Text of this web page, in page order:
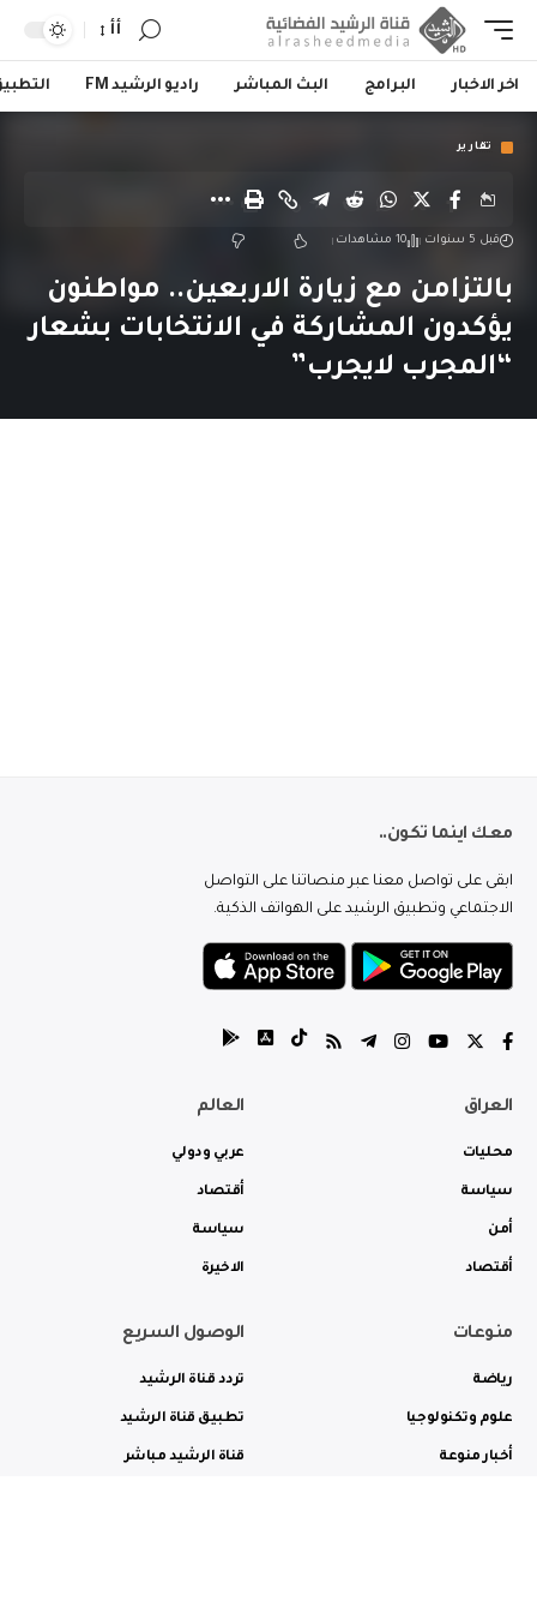
أأ
اخر الاخبار البرامج البث المباشر راديو الرشيد FM
تقارير
قبل 5 سنوات 10 مشاهدات
بالتزامن مع زيارة الاربعين.. مواطنون
يؤكدون المشاركة في الانتخابات بشعار
“المجرب لايجرب”
معك اينما تكون..
ابقى على تواصل معنا عبر منصاتنا على التواصل
الاجتماعي وتطبيق الرشيد على الهواتف الذكية.
العراق
محليات
سياسة
أمن
أقتصاد
العالم
عربي ودولي
أقتصاد
سياسة
الاخيرة
منوعات
رياضة
علوم وتكنولوجيا
أخبار منوعة
الوصول السريع
تردد قناة الرشيد
تطبيق قناة الرشيد
قناة الرشيد مباشر